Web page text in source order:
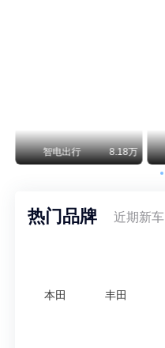
智电出行 8.18万
热门品牌 近期新车
本田 丰田